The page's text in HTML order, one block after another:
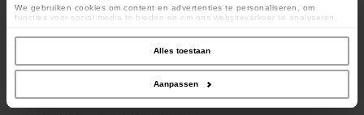
We gebruiken cookies om content en advertenties te personaliseren, om
functies voor social media te bieden en om ons websiteverkeer te analyseren.
social media, adverteren en analyse. Deze partners kunnen deze gegevens
combineren met andere informatie die u aan ze heeft verstrekt of die ze hebben
verzameld op basis van uw gebruik van hun services.
Alles toestaan
Aanpassen
Verkrijgbaar in wit, blauw, groen en rood